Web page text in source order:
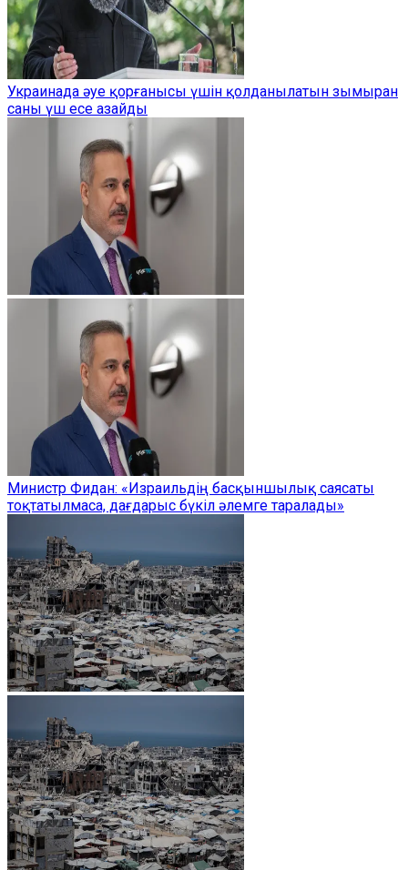
Украинада әуе қорғанысы үшін қолданылатын зымыран
саны үш есе азайды
Министр Фидан: «Израильдің басқыншылық саясаты
тоқтатылмаса, дағдарыс бүкіл әлемге таралады»